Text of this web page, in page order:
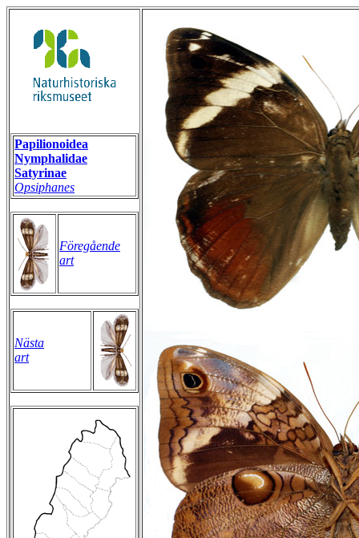
Papilionoidea
Nymphalidae
Satyrinae
Opsiphanes
Föregående
art
Nästa
art